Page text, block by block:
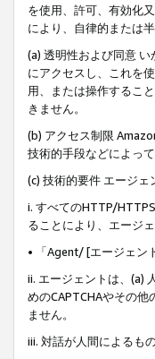
を使用、許可、有効化
により、自律的または
(a) 透明性および同意
にアクセスし、これを
用、または操作するこ
きません。
(b) アクセス制限
技術的手段などによっ
(c) 技術的要件 エージェ
i. すべてのHTTP/
ることにより、エージ
• 「Agent/ [エージェン
ii. エージェントは、(a)
めのCAPTCHAやその
ません。
iii. 対話が人間によるも